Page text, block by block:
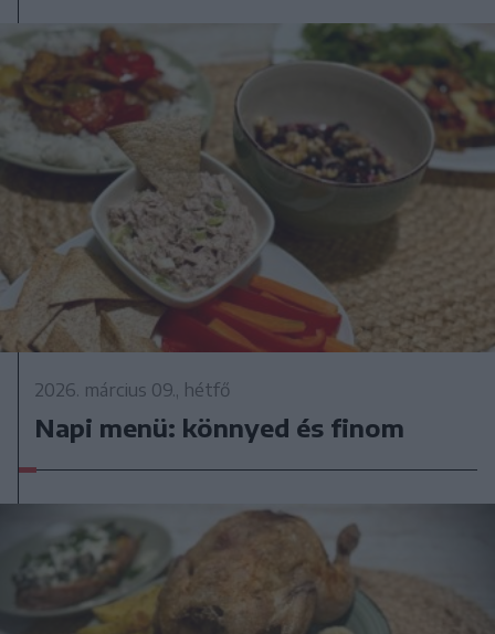
2026. március 09., hétfő
Napi menü: könnyed és finom